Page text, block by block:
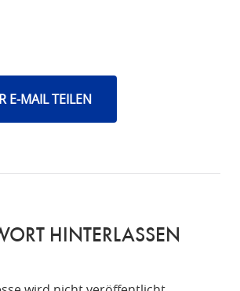
E-MAIL TEILEN
HINTERLASSEN